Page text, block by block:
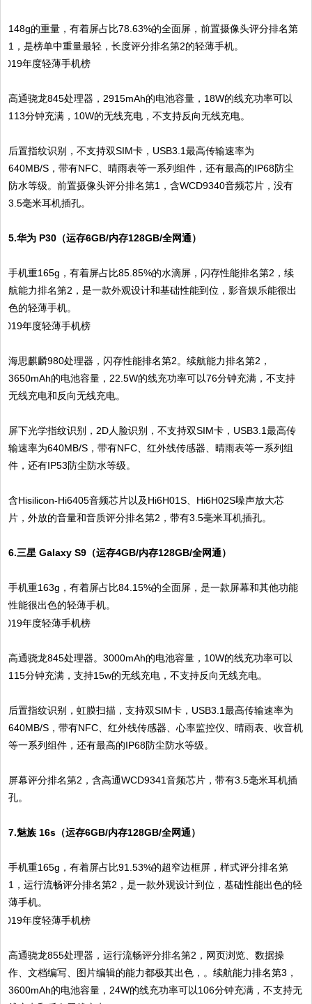
148g的重量，有着屏占比78.63%的全面屏，前置摄像头评分排名第
1，是榜单中重量最轻，长度评分排名第2的轻薄手机。
高通骁龙845处理器，2915mAh的电池容量，18W的线充功率可以
113分钟充满，10W的无线充电，不支持反向无线充电。
后置指纹识别，不支持双SIM卡，USB3.1最高传输速率为
640MB/S，带有NFC、晴雨表等一系列组件，还有最高的IP68防尘
防水等级。前置摄像头评分排名第1，含WCD9340音频芯片，没有
3.5毫米耳机插孔。
5.华为 P30（运存6GB/内存128GB/全网通）
手机重165g，有着屏占比85.85%的水滴屏，闪存性能排名第2，续
航能力排名第2，是一款外观设计和基础性能到位，影音娱乐能很出
色的轻薄手机。
海思麒麟980处理器，闪存性能排名第2。续航能力排名第2，
3650mAh的电池容量，22.5W的线充功率可以76分钟充满，不支持
无线充电和反向无线充电。
屏下光学指纹识别，2D人脸识别，不支持双SIM卡，USB3.1最高传
输速率为640MB/S，带有NFC、红外线传感器、晴雨表等一系列组
件，还有IP53防尘防水等级。
含Hisilicon-Hi6405音频芯片以及Hi6H01S、Hi6H02S噪声放大芯
片，外放的音量和音质评分排名第2，带有3.5毫米耳机插孔。
6.三星 Galaxy S9（运存4GB/内存128GB/全网通）
手机重163g，有着屏占比84.15%的全面屏，是一款屏幕和其他功能
性能很出色的轻薄手机。
高通骁龙845处理器。3000mAh的电池容量，10W的线充功率可以
115分钟充满，支持15w的无线充电，不支持反向无线充电。
后置指纹识别，虹膜扫描，支持双SIM卡，USB3.1最高传输速率为
640MB/S，带有NFC、红外线传感器、心率监控仪、晴雨表、收音机
等一系列组件，还有最高的IP68防尘防水等级。
屏幕评分排名第2，含高通WCD9341音频芯片，带有3.5毫米耳机插
孔。
7.魅族 16s（运存6GB/内存128GB/全网通）
手机重165g，有着屏占比91.53%的超窄边框屏，样式评分排名第
1，运行流畅评分排名第2，是一款外观设计到位，基础性能出色的轻
薄手机。
高通骁龙855处理器，运行流畅评分排名第2，网页浏览、数据操
作、文档编写、图片编辑的能力都极其出色，。续航能力排名第3，
3600mAh的电池容量，24W的线充功率可以106分钟充满，不支持无